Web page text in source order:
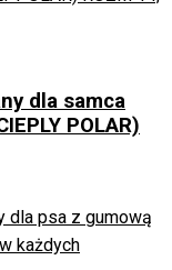
dla samca
POLAR)